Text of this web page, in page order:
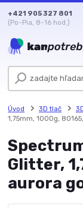
+421 905 327 801
(Po-Pia, 8-16 hod.)
Úvod 3D tlač
1,75mm, 1000g,
Glitter,
aurora